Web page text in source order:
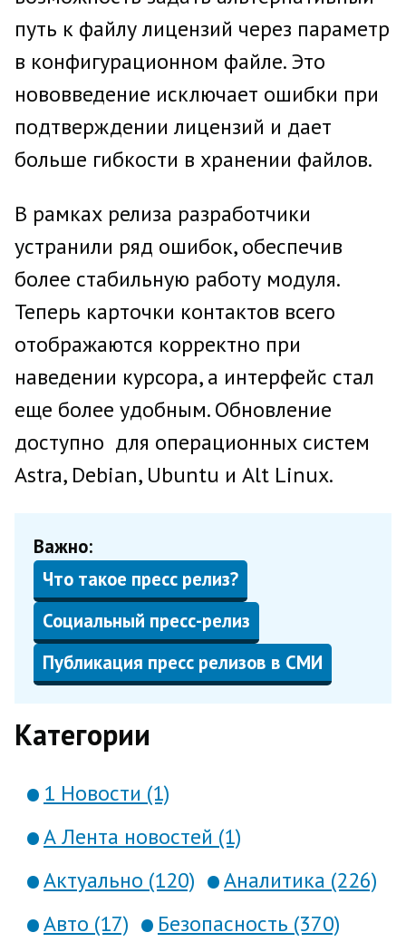
путь к файлу лицензий через параметр
в конфигурационном файле. Это
нововведение исключает ошибки при
подтверждении лицензий и дает
больше гибкости в хранении файлов.
В рамках релиза разработчики
устранили ряд ошибок, обеспечив
более стабильную работу модуля.
Теперь карточки контактов всего
отображаются корректно при
наведении курсора, а интерфейс стал
еще более удобным. Обновление
доступно для операционных систем
Astra, Debian, Ubuntu и Alt Linux.
Важно:
Что такое пресс релиз?
Социальный пресс-релиз
Публикация пресс релизов в СМИ
Категории
1 Новости (1)
А Лента новостей (1)
Актуально (120)
Аналитика (226)
Авто (17)
Безопасность (370)